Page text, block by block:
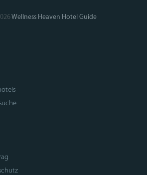
Wellness Heaven Hotel Guide